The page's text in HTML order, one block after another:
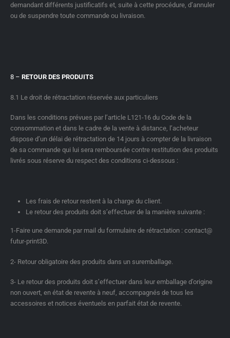
demandant différents justificatifs et, suite à cette procédure, d’annuler
ou de suspendre toute commande ou livraison.
8 – RETOUR DES PRODUITS
8.1 Le droit de rétractation réservée aux particuliers
Dans les conditions prévues par l’article L121-16 du Code de la
consommation et dans le cadre de la vente à distance, l’acheteur
dispose d’un délai de rétractation de 14 jours à compter de la livraison
de sa commande qui lui sera remboursée contre restitution des produits
livrés sous réserve du respect des conditions ci-dessous :
Les frais de retour restent à la charge du client.
Le retour des produits doit s’effectuer de la manière suivante :
1-Faire une demande par mail du formulaire de rétractation : contact@
futur-print3D.
2- Retour obligatoire des produits dans un suremballage.
3- Le retour des produits doit s’effectuer dans leur emballage d’origine
non ouvert, en état de revente à neuf, accompagnés de tous les
accessoires et notices éventuels en parfait état de revente.